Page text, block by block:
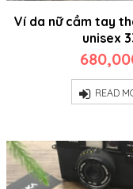
Ví da nữ cầm tay
unisex
READ